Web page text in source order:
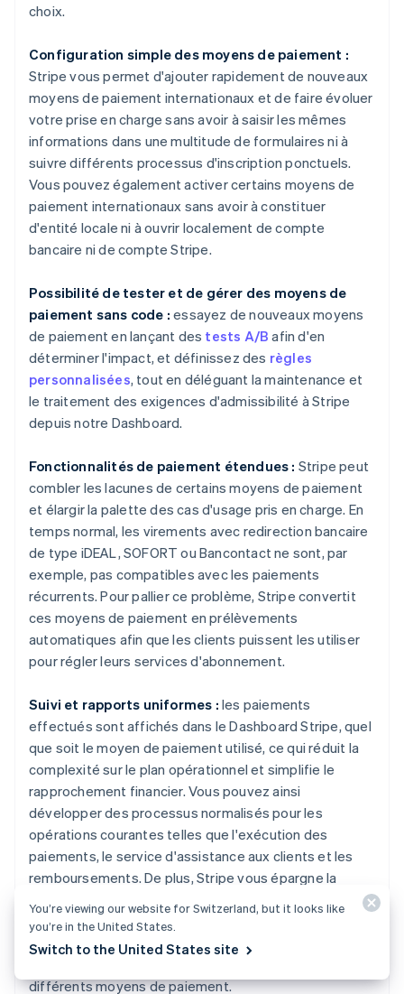
choix.
Configuration simple des moyens de paiement :
Stripe vous permet d'ajouter rapidement de nouveaux
moyens de paiement internationaux et de faire évoluer
votre prise en charge sans avoir à saisir les mêmes
informations dans une multitude de formulaires ni à
suivre différents processus d'inscription ponctuels.
Vous pouvez également activer certains moyens de
paiement internationaux sans avoir à constituer
d'entité locale ni à ouvrir localement de compte
bancaire ni de compte Stripe.
Possibilité de tester et de gérer des moyens de
paiement sans code : essayez de nouveaux moyens
de paiement en lançant des tests A/B afin d'en
déterminer l'impact, et définissez des règles
personnalisées, tout en déléguant la maintenance et
le traitement des exigences d'admissibilité à Stripe
depuis notre Dashboard.
Fonctionnalités de paiement étendues : Stripe peut
combler les lacunes de certains moyens de paiement
et élargir la palette des cas d'usage pris en charge. En
temps normal, les virements avec redirection bancaire
de type iDEAL, SOFORT ou Bancontact ne sont, par
exemple, pas compatibles avec les paiements
récurrents. Pour pallier ce problème, Stripe convertit
ces moyens de paiement en prélèvements
automatiques afin que les clients puissent les utiliser
pour régler leurs services d'abonnement.
Suivi et rapports uniformes : les paiements
effectués sont affichés dans le Dashboard Stripe, quel
que soit le moyen de paiement utilisé, ce qui réduit la
complexité sur le plan opérationnel et simplifie le
rapprochement financier. Vous pouvez ainsi
développer des processus normalisés pour les
opérations courantes telles que l'exécution des
paiements, le service d'assistance aux clients et les
remboursements. De plus, Stripe vous épargne la
tâche complexe de traiter avec chaque fournisseur de
paiement : vous bénéficiez d'un interlocuteur unique
pour chaque litige ou autre situation exceptionnelle
différents moyens de paiement.
Allemagne
Deutsch
Australie
English
Autriche
Belgique
You’re viewing our website for Switzerland, but it looks like
you’re in the United States.
Switch to the United States site